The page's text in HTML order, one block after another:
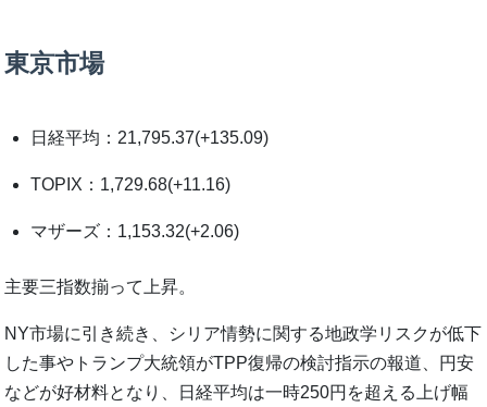
東京市場
日経平均：21,795.37(+135.09)
TOPIX：1,729.68(+11.16)
マザーズ：1,153.32(+2.06)
主要三指数揃って上昇。
NY市場に引き続き、シリア情勢に関する地政学リスクが低下
した事やトランプ大統領がTPP復帰の検討指示の報道、円安
などが好材料となり、日経平均は一時250円を超える上げ幅